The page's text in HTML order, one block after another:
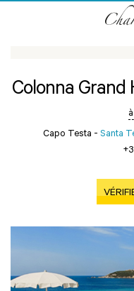
Colonna Grand
Capo Testa - Santa